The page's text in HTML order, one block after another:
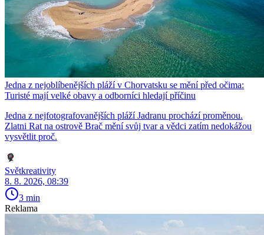
Jedna z nejoblíbenějších pláží v Chorvatsku se mění před očima:
Turisté mají velké obavy a odborníci hledají příčinu
Jedna z nejfotografovanějších pláží Jadranu prochází proměnou.
Zlatni Rat na ostrově Brač mění svůj tvar a vědci zatím nedokážou
vysvětlit proč.
Světkreativity
8. 8. 2026, 08:39
3 min
Reklama